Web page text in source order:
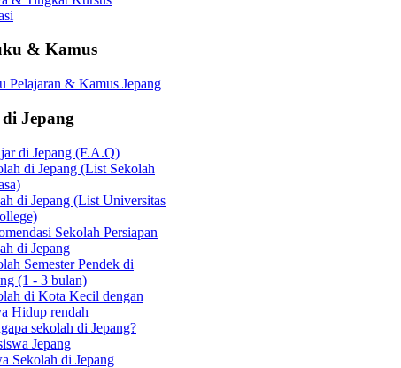
& Kamus
Pelajaran & Kamus Jepang
Jepang
di Jepang (F.A.Q)
di Jepang (List Sekolah
di Jepang (List Universitas
Sekolah Persiapan
di Jepang
Semester Pendek di
(1 - 3 bulan)
di Kota Kecil dengan
Hidup rendah
sekolah di Jepang?
Jepang
Sekolah di Jepang